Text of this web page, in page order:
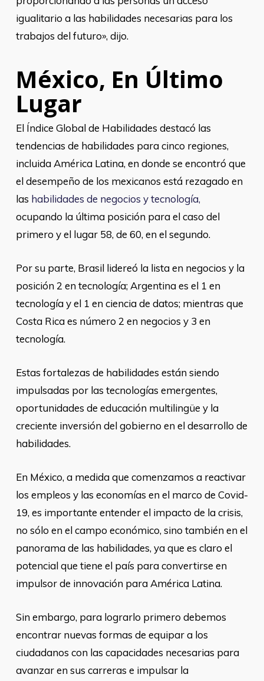
igualitario a las habilidades necesarias para los
trabajos del futuro», dijo.
México, En Último
Lugar
El Índice Global de Habilidades destacó las
tendencias de habilidades para cinco regiones,
incluida América Latina, en donde se encontró que
el desempeño de los mexicanos está rezagado en
las habilidades de negocios y tecnología,
ocupando la última posición para el caso del
primero y el lugar 58, de 60, en el segundo.
Por su parte, Brasil lidereó la lista en negocios y la
posición 2 en tecnología; Argentina es el 1 en
tecnología y el 1 en ciencia de datos; mientras que
Costa Rica es número 2 en negocios y 3 en
tecnología.
Estas fortalezas de habilidades están siendo
impulsadas por las tecnologías emergentes,
oportunidades de educación multilingüe y la
creciente inversión del gobierno en el desarrollo de
habilidades.
En México, a medida que comenzamos a reactivar
los empleos y las economías en el marco de Covid-
19, es importante entender el impacto de la crisis,
no sólo en el campo económico, sino también en el
panorama de las habilidades, ya que es claro el
potencial que tiene el país para convertirse en
impulsor de innovación para América Latina.
Sin embargo, para lograrlo primero debemos
encontrar nuevas formas de equipar a los
ciudadanos con las capacidades necesarias para
avanzar en sus carreras e impulsar la